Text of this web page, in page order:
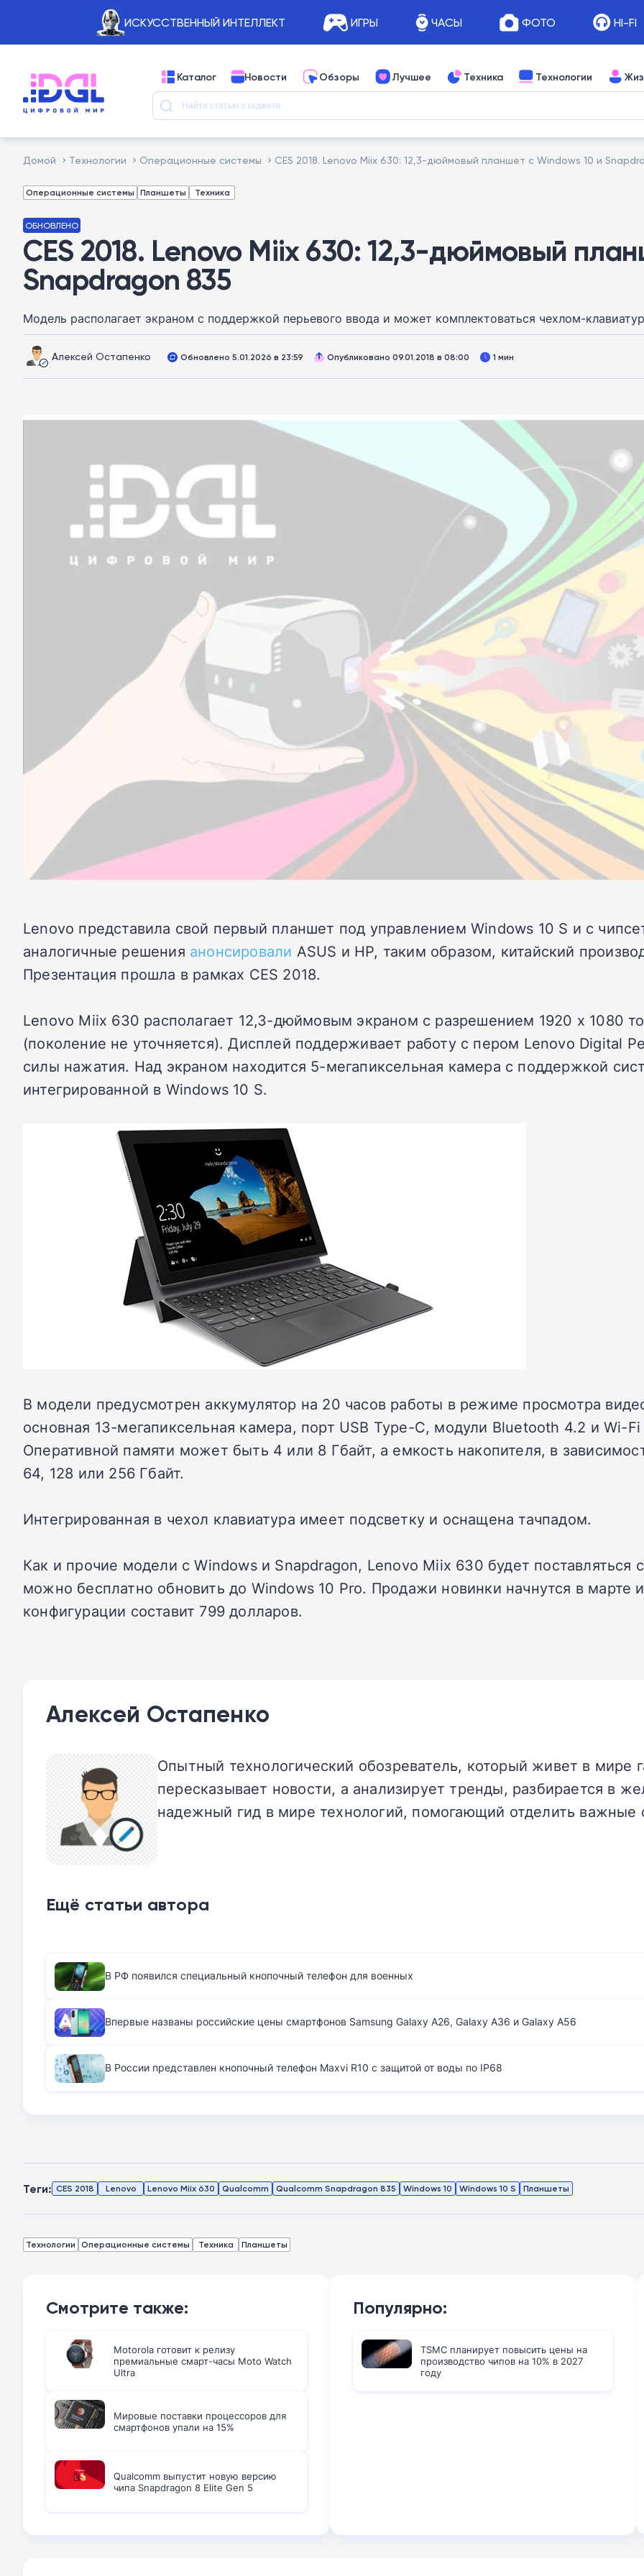
ИСКУССТВЕННЫЙ ИНТЕЛЛЕКТ ИГРЫ ЧАСЫ ФОТО HI-FI
Каталог Новости Обзоры Лучшее Техника Технологии
Домой Технологии Операционные системы CES 2018. Lenovo Miix 630: 12,3-дюймовый планшет с Windows 10 и
Операционные системы Планшеты Техника
ОБНОВЛЕНО
CES 2018. Lenovo Miix 630: 12,3-дюймовый
Snapdragon 835
Модель располагает экраном с поддержкой перьевого ввода и может комплектоваться чехлом-
Алексей Остапенко Обновлено 5.01.2026 в 23:59 Опубликовано 09.01.2018 в 08:00 1 мин
Lenovo представила свой первый планшет под управлением Windows 10 S и с
аналогичные решения анонсировали ASUS и HP, таким образом, китайский
Презентация прошла в рамках CES 2018.
Lenovo Miix 630 располагает 12,3-дюймовым экраном с разрешением 1920 х 1080
(поколение не уточняется). Дисплей поддерживает работу с пером Lenovo Digital
силы нажатия. Над экраном находится 5-мегапиксельная камера с поддержкой
интегрированной в Windows 10 S.
В модели предусмотрен аккумулятор на 20 часов работы в режиме просмотра
основная 13-мегапиксельная камера, порт USB Type-C, модули Bluetooth 4.2 и Wi-Fi
Оперативной памяти может быть 4 или 8 Гбайт, а емкость накопителя, в
64, 128 или 256 Гбайт.
Интегрированная в чехол клавиатура имеет подсветку и оснащена тачпадом.
Как и прочие модели с Windows и Snapdragon, Lenovo Miix 630 будет поставляться
можно бесплатно обновить до Windows 10 Pro. Продажи новинки начнутся в марте
конфигурации составит 799 долларов.
Алексей Остапенко
Опытный технологический обозреватель, который живет в мире
пересказывает новости, а анализирует тренды, разбирается в
надежный гид в мире технологий, помогающий отделить важные
Ещё статьи автора
В РФ появился специальный кнопочный телефон для военных
Впервые названы российские цены смартфонов Samsung Galaxy A26, Galaxy A36 и Galaxy A56
В России представлен кнопочный телефон Maxvi R10 с защитой от воды по IP68
Теги: CES 2018 Lenovo Lenovo Miix 630 Qualcomm Qualcomm Snapdragon 835 Windows 10 Windows 10 S Планшеты
Технологии Операционные системы Техника Планшеты
Смотрите также:
Motorola готовит к релизу
премиальные смарт-часы Moto Watch
Ultra
Мировые поставки процессоров для
смартфонов упали на 15%
Qualcomm выпустит новую версию
чипа Snapdragon 8 Elite Gen 5
Популярно:
TSMC планирует повысить цены на
производство чипов на 10% в 2027
году